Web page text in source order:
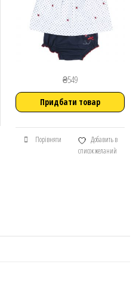
₴549
Придбати товар
Порівняти
Добавить в
список желаний